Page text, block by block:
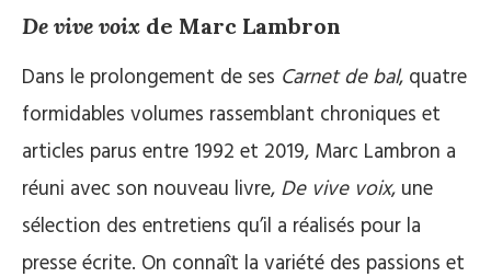
De vive voix de Marc Lambron
Dans le prolongement de ses Carnet de bal, quatre
formidables volumes rassemblant chroniques et
articles parus entre 1992 et 2019, Marc Lambron a
réuni avec son nouveau livre, De vive voix, une
sélection des entretiens qu’il a réalisés pour la
presse écrite. On connaît la variété des passions et